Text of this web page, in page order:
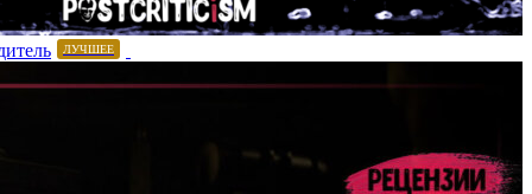
ЛУЧШЕЕ